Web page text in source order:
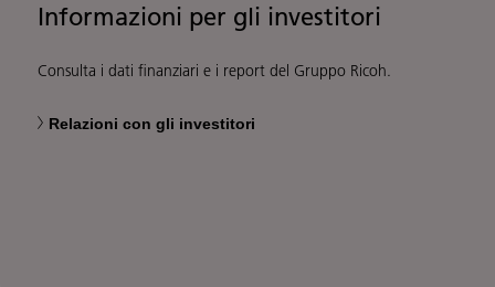
Informazioni per gli investitori
Consulta i dati finanziari e i report del Gruppo Ricoh.
Relazioni con gli investitori